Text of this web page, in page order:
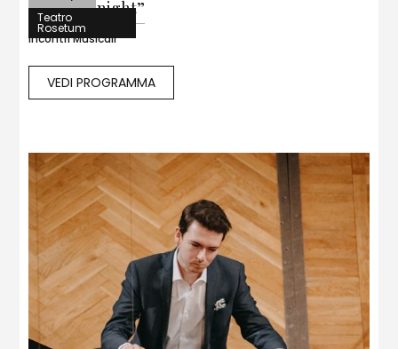
Teatro
Rosetum
“All stars night”
Incontri Musicali
VEDI PROGRAMMA